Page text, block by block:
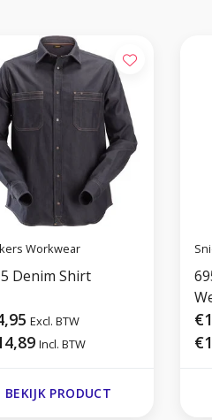
Workwear
Denim Shirt
Excl. BTW
Incl. BTW
BEKIJK PRODUCT